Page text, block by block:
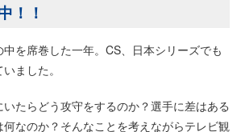
！！
を席巻した一年。CS、日本シリーズでも
ました。
いたらどう攻守をするのか？選手に差はある
なのか？そんなことを考えながらテレビ観